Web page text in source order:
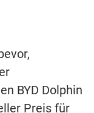
BYD Dolphin
Preis für